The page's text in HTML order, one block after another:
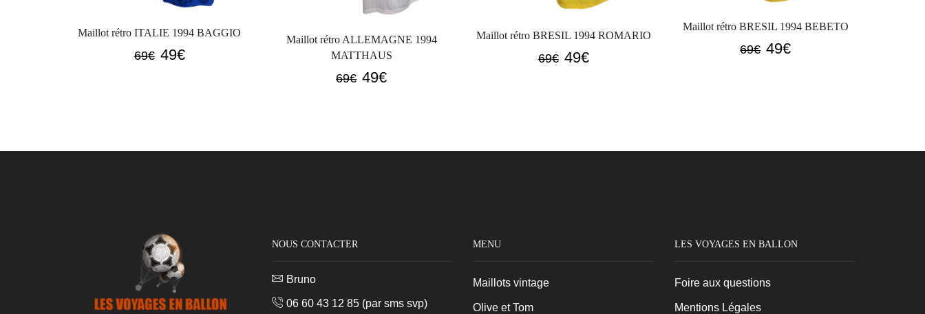
Maillot rétro ITALIE 1994 BAGGIO
69€ Le
49€Le
Maillot rétro ALLEMAGNE 1994
MATTHAUS
69€ Le
69€.
49€Le
49€.
Maillot rétro BRESIL 1994 ROMARIO
69€ Le
49€Le
Maillot rétro BRESIL 1994 BEBETO
69€ Le
49€Le
NOUS CONTACTER
Bruno
06 60 43 12 85(par sms svp)
MENU
Maillots vintage
Olive et Tom
LES VOYAGES EN BALLON
Foire aux questions
Mentions Légales